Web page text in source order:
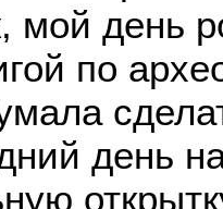
мой день
по
день